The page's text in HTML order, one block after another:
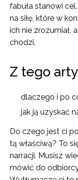
fabuła stanowi
na siłę, które w
ich nie zrozumiał,
chodzi.
Z tego
dlaczego i po
jak ją uzyskać
Do czego jest ci
tą właściwą? To
narracji. Musisz
mówić do